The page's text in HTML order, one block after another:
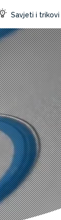
Savjeti i trikovi